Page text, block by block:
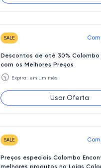
SALE
Descontos de até 30% Colombo
com os Melhores Preços
🕥 Expira: em um mês
Usar Oferta
SALE
Preços especiais Colombo